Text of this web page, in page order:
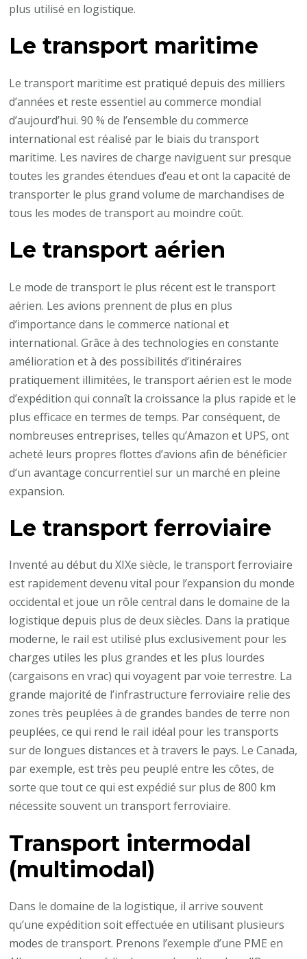
plus utilisé en logistique.
Le transport maritime
Le transport maritime est pratiqué depuis des milliers
d’années et reste essentiel au commerce mondial
d’aujourd’hui. 90 % de l’ensemble du commerce
international est réalisé par le biais du transport
maritime. Les navires de charge naviguent sur presque
toutes les grandes étendues d’eau et ont la capacité de
transporter le plus grand volume de marchandises de
tous les modes de transport au moindre coût.
Le transport aérien
Le mode de transport le plus récent est le transport
aérien. Les avions prennent de plus en plus
d’importance dans le commerce national et
international. Grâce à des technologies en constante
amélioration et à des possibilités d’itinéraires
pratiquement illimitées, le transport aérien est le mode
d’expédition qui connaît la croissance la plus rapide et le
plus efficace en termes de temps. Par conséquent, de
nombreuses entreprises, telles qu’Amazon et UPS, ont
acheté leurs propres flottes d’avions afin de bénéficier
d’un avantage concurrentiel sur un marché en pleine
expansion.
Le transport ferroviaire
Inventé au début du XIXe siècle, le transport ferroviaire
est rapidement devenu vital pour l’expansion du monde
occidental et joue un rôle central dans le domaine de la
logistique depuis plus de deux siècles. Dans la pratique
moderne, le rail est utilisé plus exclusivement pour les
charges utiles les plus grandes et les plus lourdes
(cargaisons en vrac) qui voyagent par voie terrestre. La
grande majorité de l’infrastructure ferroviaire relie des
zones très peuplées à de grandes bandes de terre non
peuplées, ce qui rend le rail idéal pour les transports
sur de longues distances et à travers le pays. Le Canada,
par exemple, est très peu peuplé entre les côtes, de
sorte que tout ce qui est expédié sur plus de 800 km
nécessite souvent un transport ferroviaire.
Transport intermodal
(multimodal)
Dans le domaine de la logistique, il arrive souvent
qu’une expédition soit effectuée en utilisant plusieurs
modes de transport. Prenons l’exemple d’une PME en